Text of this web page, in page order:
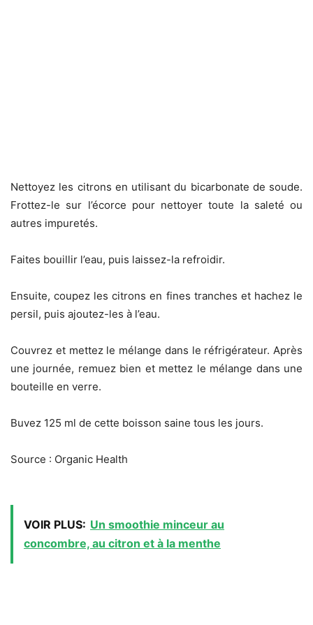
Nettoyez les citrons en utilisant du bicarbonate de soude.
Frottez-le sur l’écorce pour nettoyer toute la saleté ou
autres impuretés.
Faites bouillir l’eau, puis laissez-la refroidir.
Ensuite, coupez les citrons en fines tranches et hachez le
persil, puis ajoutez-les à l’eau.
Couvrez et mettez le mélange dans le réfrigérateur. Après
une journée, remuez bien et mettez le mélange dans une
bouteille en verre.
Buvez 125 ml de cette boisson saine tous les jours.
Source : Organic Health
VOIR PLUS: Un smoothie minceur au
concombre, au citron et à la menthe